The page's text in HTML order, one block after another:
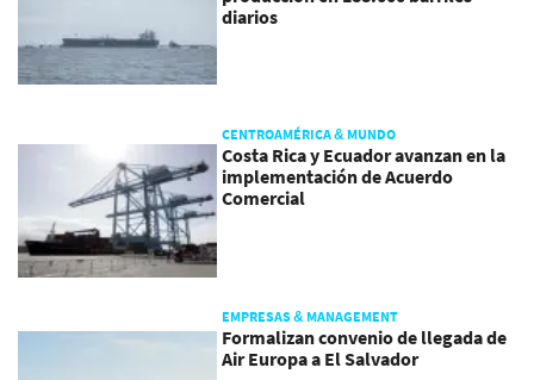
diarios
CENTROAMÉRICA & MUNDO
Costa Rica y Ecuador avanzan en la
implementación de Acuerdo
Comercial
EMPRESAS & MANAGEMENT
Formalizan convenio de llegada de
Air Europa a El Salvador